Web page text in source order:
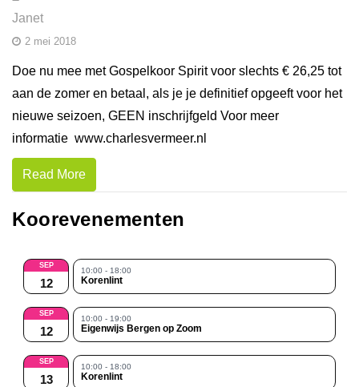
Janet
2 mei 2018
Doe nu mee met Gospelkoor Spirit voor slechts € 26,25 tot
aan de zomer en betaal, als je je definitief opgeeft voor het
nieuwe seizoen, GEEN inschrijfgeld Voor meer
informatie www.charlesvermeer.nl
Read More
Koorevenementen
SEP
12
10:00 - 18:00
Korenlint
SEP
12
10:00 - 19:00
Eigenwijs Bergen op Zoom
SEP
13
10:00 - 18:00
Korenlint